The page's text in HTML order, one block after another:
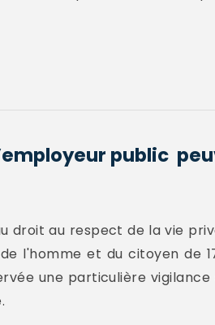
public
droit au respect de la vie
l'homme et du citoyen de
une particulière